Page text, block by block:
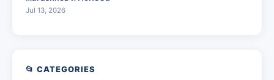
Jul 13, 2026
📂 CATEGORIES